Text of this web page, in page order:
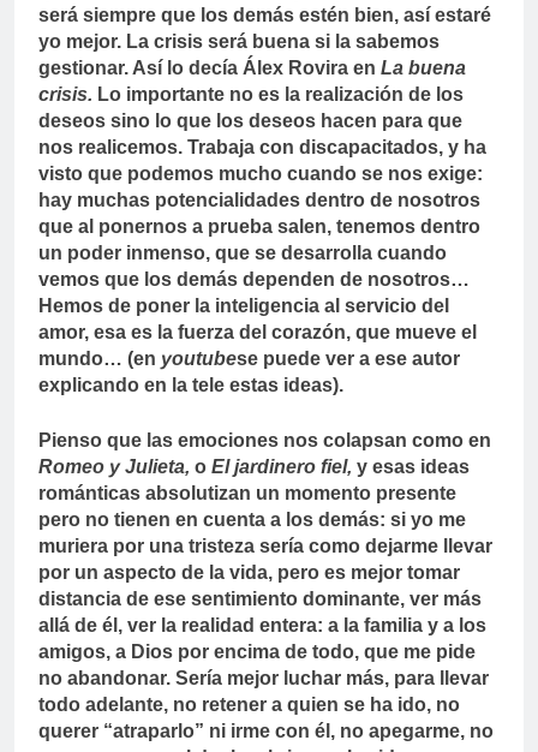
será siempre que los demás estén bien, así estaré
yo mejor. La crisis será buena si la sabemos
gestionar. Así lo decía Álex Rovira en La buena
crisis. Lo importante no es la realización de los
deseos sino lo que los deseos hacen para que
nos realicemos. Trabaja con discapacitados, y ha
visto que podemos mucho cuando se nos exige:
hay muchas potencialidades dentro de nosotros
que al ponernos a prueba salen, tenemos dentro
un poder inmenso, que se desarrolla cuando
vemos que los demás dependen de nosotros…
Hemos de poner la inteligencia al servicio del
amor, esa es la fuerza del corazón, que mueve el
mundo… (en youtubese puede ver a ese autor
explicando en la tele estas ideas).
Pienso que las emociones nos colapsan como en
Romeo y Julieta, o El jardinero fiel, y esas ideas
románticas absolutizan un momento presente
pero no tienen en cuenta a los demás: si yo me
muriera por una tristeza sería como dejarme llevar
por un aspecto de la vida, pero es mejor tomar
distancia de ese sentimiento dominante, ver más
allá de él, ver la realidad entera: a la familia y a los
amigos, a Dios por encima de todo, que me pide
no abandonar. Sería mejor luchar más, para llevar
todo adelante, no retener a quien se ha ido, no
querer “atraparlo” ni irme con él, no apegarme, no